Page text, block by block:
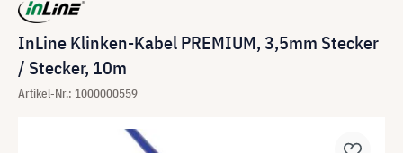
InLine Klinken-Kabel PREMIUM, 3,5mm Stecker
/ Stecker, 10m
Artikel-Nr.: 1000000559